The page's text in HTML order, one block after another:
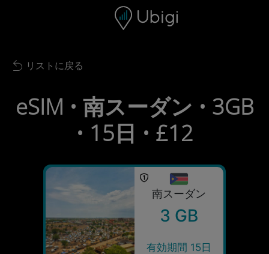
ナビゲーションバー フッター
Back to list
リストに戻る
eSIM • 南スーダン • 3GB
• 15日 • £12
南スーダン
3 GB
有効期間 15日